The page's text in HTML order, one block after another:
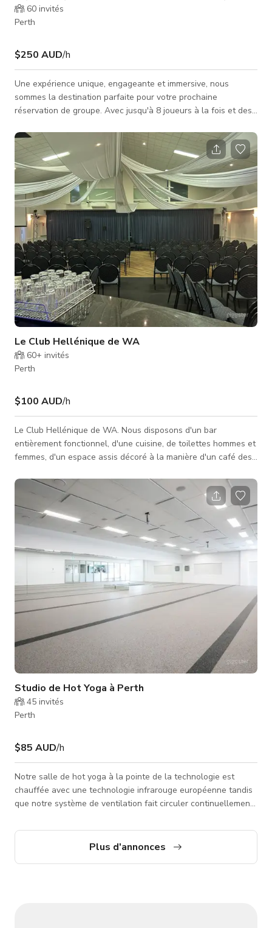
60 invités
Perth
$250 AUD/h
Une expérience unique, engageante et immersive, nous
sommes la destination parfaite pour votre prochaine
réservation de groupe. Avec jusqu'à 8 joueurs à la fois et des
journée ou soirée pour des groupes de toutes tailles. Pour les
groupes de plus de 8 personnes, nous pouvons diviser les
équipes et les faire tourner à travers l'expérience, avec des
jeux d'arcade et de délicieux repas pour occuper les
coéquipiers jusqu'à leu
Le Club Hellénique de WA
60+ invités
Perth
$100 AUD/h
Le Club Hellénique de WA. Nous disposons d'un bar
entièrement fonctionnel, d'une cuisine, de toilettes hommes et
femmes, d'un espace assis décoré à la manière d'un café des
l'étage, une salle de conférence et un bureau. Capacité
maximale de 400 personnes simultanément. Nous avons
également plus de 200 chaises utilisables pour toute occasion
ainsi que le plus grand système de projecteur commercial
disponible.
Studio de Hot Yoga à Perth
45 invités
Perth
$85 AUD/h
Notre salle de hot yoga à la pointe de la technologie est
chauffée avec une technologie infrarouge européenne tandis
que notre système de ventilation fait circuler continuellement
encourage la déshumidification naturelle. On pense que cela
ralentit les effets du vieillissement tout en améliorant la
Plus d'annonces